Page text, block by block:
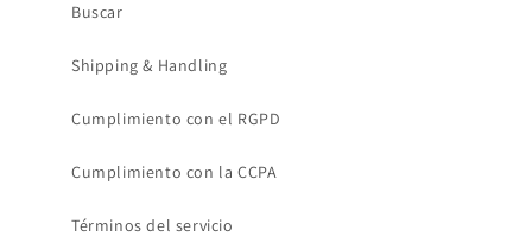
Buscar
Shipping & Handling
Cumplimiento con el RGPD
Cumplimiento con la CCPA
Términos del servicio